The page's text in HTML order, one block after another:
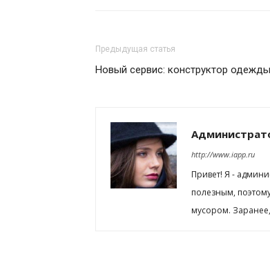
Предыдущая статья
Новый сервис: конструктор одежды
http://www.iapp.ru
Привет! Я -
полезным,
мусором.